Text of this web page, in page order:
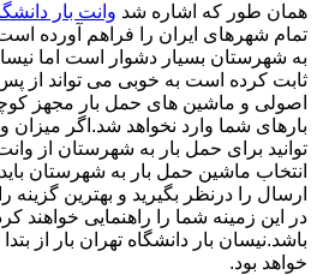
همان طور که اشاره شد وانت بار
تمام شهرهای ایران را فراهم آورده
به شهرستان بسیار دشوار است اما نیسان
ثابت کرده است به خوبی می تواند از پس
اصولی و ماشین های حمل بار مجهز
بارهای شما وارد نخواهد شد.اگر
توانید برای حمل بار به شهرستان از
انتخاب ماشین حمل بار به شهرستان
ارسال را درنظر بگیرید و بهترین گزینه
در این زمینه شما را راهنمایی خواهند
باشد.نیسان بار دانشگاه تهران بار از
خواهد بود.